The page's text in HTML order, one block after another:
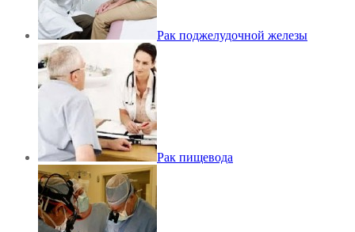
Рак поджелудочной железы
Рак пищевода